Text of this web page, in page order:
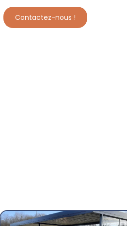
Contactez-nous !